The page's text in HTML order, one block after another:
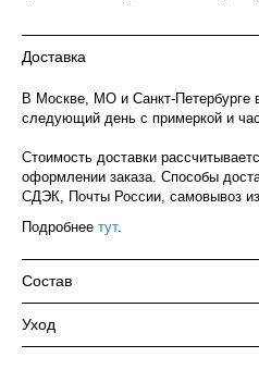
Доставка
В Москве, МО и Санкт-Петербурге
следующий день с примеркой и
Стоимость доставки
оформлении заказа. Способы
СДЭК, Почты России, самовывоз
Подробнее тут.
Состав
Уход